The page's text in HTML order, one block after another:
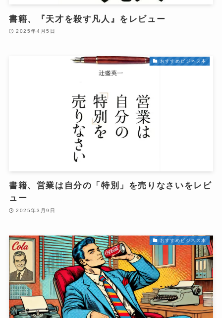
書籍、『天才を殺す凡人』をレビュー
2025年4月5日
おすすめビジネス本
書籍、営業は自分の「特別」を売りなさいをレビ
ュー
2025年3月9日
おすすめビジネス本